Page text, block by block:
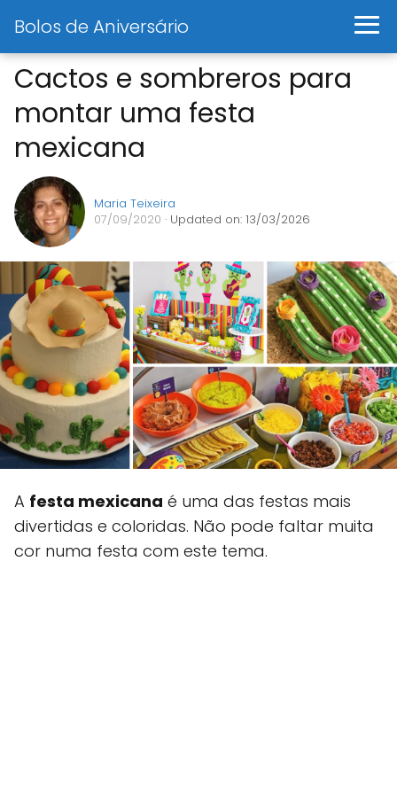
Bolos de Aniversário
Cactos e sombreros para
montar uma festa
mexicana
Maria Teixeira
07/09/2020 · Updated on: 13/03/2026
A festa mexicana é uma das festas mais
divertidas e coloridas. Não pode faltar muita
cor numa festa com este tema.